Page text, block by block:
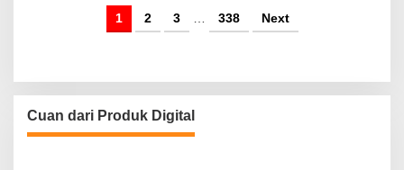
1 2 3 338 Next
Cuan dari Produk Digital